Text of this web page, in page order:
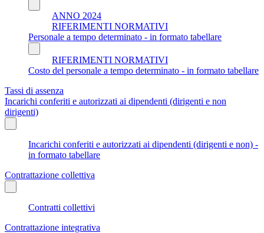
ANNO 2024
RIFERIMENTI NORMATIVI
Personale a tempo determinato - in formato tabellare
RIFERIMENTI NORMATIVI
Costo del personale a tempo determinato - in formato tabellare
Tassi di assenza
Incarichi conferiti e autorizzati ai dipendenti (dirigenti e non
dirigenti)
Incarichi conferiti e autorizzati ai dipendenti (dirigenti e non) -
in formato tabellare
Contrattazione collettiva
Contratti collettivi
Contrattazione integrativa